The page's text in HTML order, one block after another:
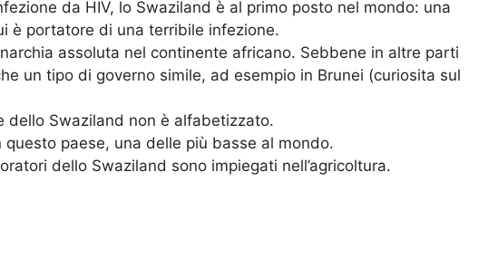
da HIV, lo Swaziland è al primo posto nel mondo: una
è portatore di una terribile infezione.
assoluta nel continente africano. Sebbene in altre parti
un tipo di governo simile, ad esempio in Brunei (curiosita sul
dello Swaziland non è alfabetizzato.
questo paese, una delle più basse al mondo.
dello Swaziland sono impiegati nell’agricoltura.